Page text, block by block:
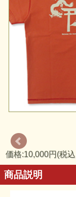
価格:10,000円(税
商品説明